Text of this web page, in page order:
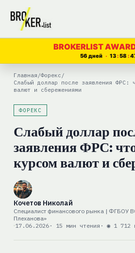
Перейти
содержимому
BROKERLIST
56 дней 13 58
Главная /Форекс /
Слабый доллар после заявления ФРС:
валют и сбережениями
ФОРЕКС
Слабый доллар
заявления ФРС: что
курсом валют и
Кочетов Николай
Специалист финансового рынка | ФГБОУ
Плеханова»
17.06.2026· 15 мин чтения · ◉ 1 712